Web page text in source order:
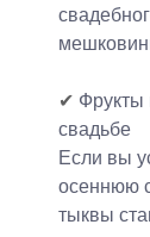
✔ Фрукты
свадьбе
Если вы
осеннюю
тыквы